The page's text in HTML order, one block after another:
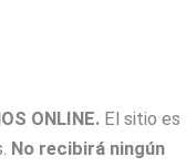
ONLINE. El sitio es
No recibirá ningún